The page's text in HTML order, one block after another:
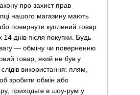
про захист прав
нашого магазину мають
повернути куплений товар
днів після покупки. Будь
— обміну чи поверненню
товар, який не був у
використання: плям,
зробити обмін або
приходьте в шоу-рум у